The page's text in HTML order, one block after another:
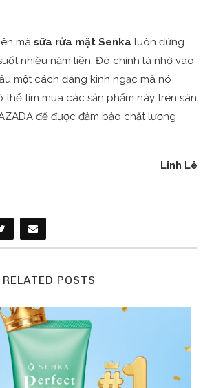
mà sữa rửa mặt Senka luôn đứng
nhiều năm liền. Đó chính là nhờ vào
một cách đáng kinh ngạc mà nó
thể tìm mua các sản phẩm này trên sàn
để được đảm bảo chất lượng
Linh Lê
RELATED POSTS